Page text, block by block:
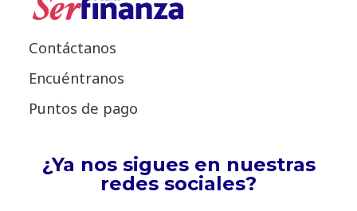
Contáctanos
Encuéntranos
Puntos de pago
¿Ya nos sigues en nuestras
redes sociales?